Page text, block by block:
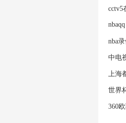
cctv5
nbaqq
nba
中电
上海
世界
360